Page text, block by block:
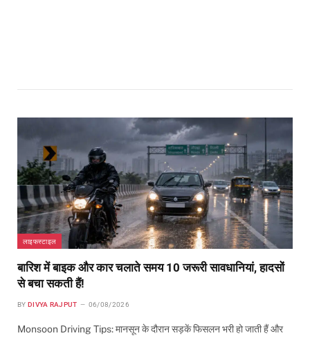
लाइफस्टाइल
बारिश में बाइक और कार चलाते समय 10 जरूरी सावधानियां, हादसों
से बचा सकती हैं!
BY DIVYA RAJPUT 06/08/2026
Monsoon Driving Tips: मानसून के दौरान सड़कें फिसलन भरी हो जाती हैं और